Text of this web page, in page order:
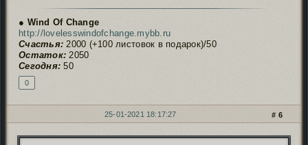
● Wind Of Change
http://lovelesswindofchange.mybb.ru
Счастья: 2000 (+100 листовок в подарок)/50
Остаток: 2050
Сегодня: 50
0
6
25-01-2021 18:17:27